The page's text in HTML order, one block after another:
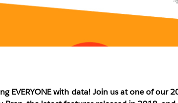
EVERYONE with data! Join us at one of our